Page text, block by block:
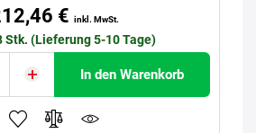
€ inkl. MwSt.
Stk. (Lieferung 5-10 Tage)
In den Warenkorb